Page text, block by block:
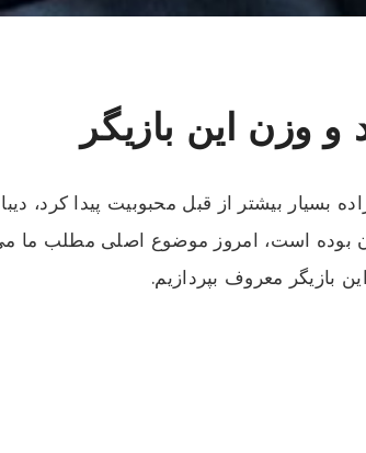
وزن این بازیگر
بسیار بیشتر از قبل محبوبیت پیدا کرد،
بوده است، امروز موضوع اصلی مطلب ما
بازیگر معروف بپردازیم.